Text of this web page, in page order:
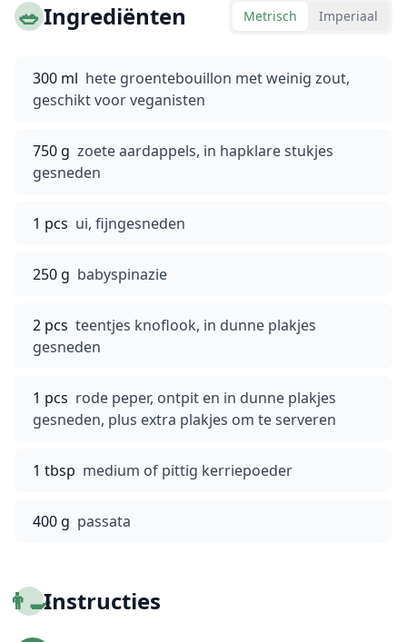
🥗Ingrediënten Metrisch Imperiaal
300 ml hete groentebouillon met weinig zout,
geschikt voor veganisten
750 g zoete aardappels, in hapklare stukjes
gesneden
1 pcs ui, fijngesneden
250 g babyspinazie
2 pcs teentjes knoflook, in dunne plakjes
gesneden
1 pcs rode peper, ontpit en in dunne plakjes
gesneden, plus extra plakjes om te serveren
1 tbsp medium of pittig kerriepoeder
400 g passata
👨‍🍳Instructies